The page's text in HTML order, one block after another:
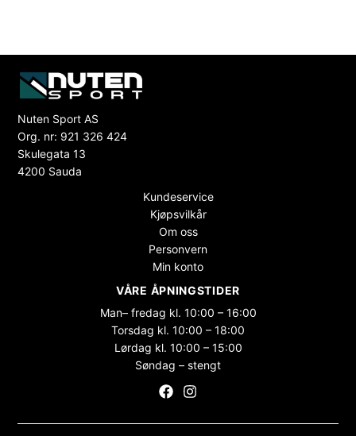
Nuten Sport AS
Org. nr: 921 326 424
Skulegata 13
4200 Sauda
Kundeservice
Kjøpsvilkår
Om oss
Personvern
Min konto
VÅRE ÅPNINGSTIDER
Man– fredag kl. 10:00 – 16:00
Torsdag kl. 10:00 – 18:00
Lørdag kl. 10:00 – 15:00
Søndag – stengt